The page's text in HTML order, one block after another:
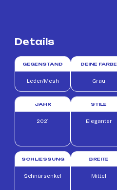
Details
GEGENSTAND
Leder/Mesh
DEINE FARBE
Grau
JAHR
2021
STILE
Eleganter
SCHLIESSUNG
Schnürsenkel
BREITE
Mittel